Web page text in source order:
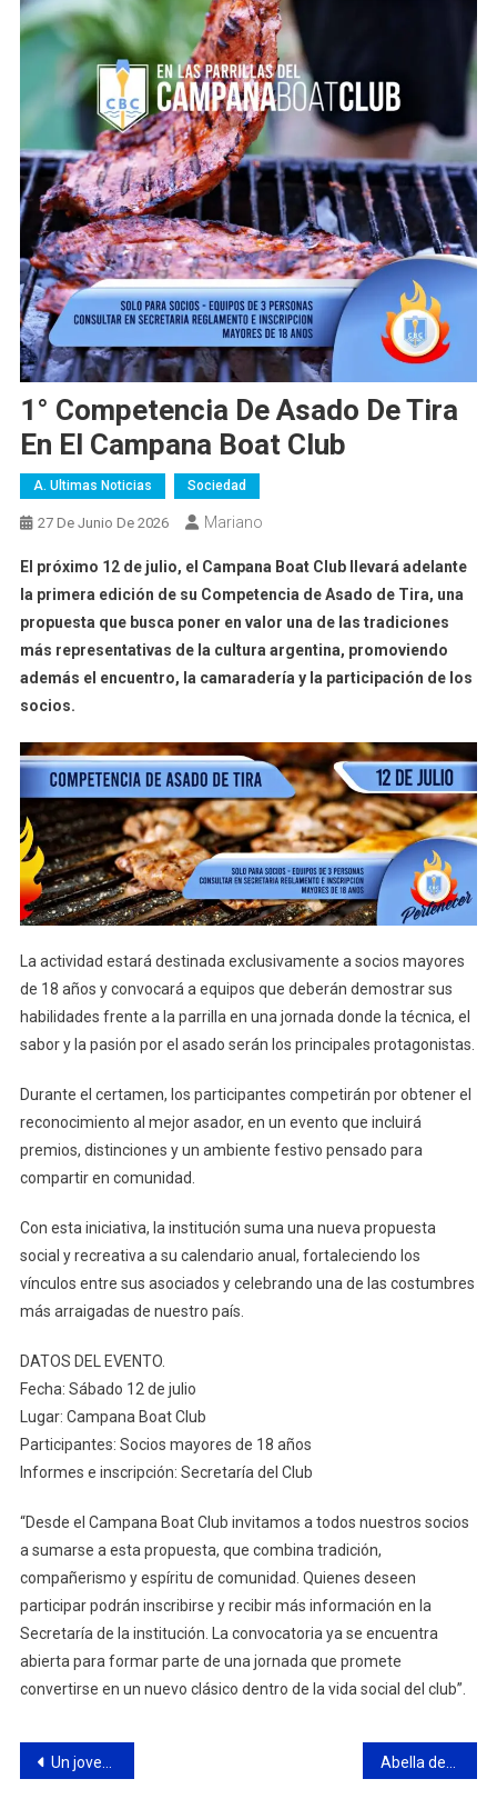
1° Competencia De Asado De Tira
En El Campana Boat Club
A. Ultimas Noticias Sociedad
27 De Junio De 2026 Mariano
El próximo 12 de julio, el Campana Boat Club llevará adelante
la primera edición de su Competencia de Asado de Tira, una
propuesta que busca poner en valor una de las tradiciones
más representativas de la cultura argentina, promoviendo
además el encuentro, la camaradería y la participación de los
socios.
La actividad estará destinada exclusivamente a socios mayores
de 18 años y convocará a equipos que deberán demostrar sus
habilidades frente a la parrilla en una jornada donde la técnica, el
sabor y la pasión por el asado serán los principales protagonistas.
Durante el certamen, los participantes competirán por obtener el
reconocimiento al mejor asador, en un evento que incluirá
premios, distinciones y un ambiente festivo pensado para
compartir en comunidad.
Con esta iniciativa, la institución suma una nueva propuesta
social y recreativa a su calendario anual, fortaleciendo los
vínculos entre sus asociados y celebrando una de las costumbres
más arraigadas de nuestro país.
DATOS DEL EVENTO.
Fecha: Sábado 12 de julio
Lugar: Campana Boat Club
Participantes: Socios mayores de 18 años
Informes e inscripción: Secretaría del Club
“Desde el Campana Boat Club invitamos a todos nuestros socios
a sumarse a esta propuesta, que combina tradición,
compañerismo y espíritu de comunidad. Quienes deseen
participar podrán inscribirse y recibir más información en la
Secretaría de la institución. La convocatoria ya se encuentra
abierta para formar parte de una jornada que promete
convertirse en un nuevo clásico dentro de la vida social del club”.
Navegación
Un joven fue herido de un disparo en una confrontación en el barrio Lubo